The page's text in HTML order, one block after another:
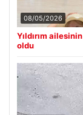
08/05/2026
Yıldırım
oldu